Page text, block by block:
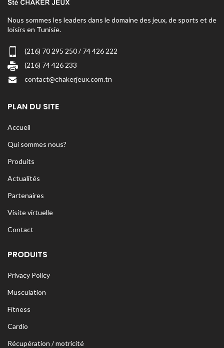
Nous sommes les leaders dans le domaine des jeux, de sports et de
loisirs en Tunisie.
(216) 70 295 250 / 74 426 222
(216) 74 426 233
contact@chakerjeux.com.tn
PLAN DU SITE
Accueil
Qui sommes nous?
Produits
Actualités
Partenaires
Visite virtuelle
Contact
PRODUITS
Privacy Policy
Musculation
Fitness
Cardio
Récupération / motricité